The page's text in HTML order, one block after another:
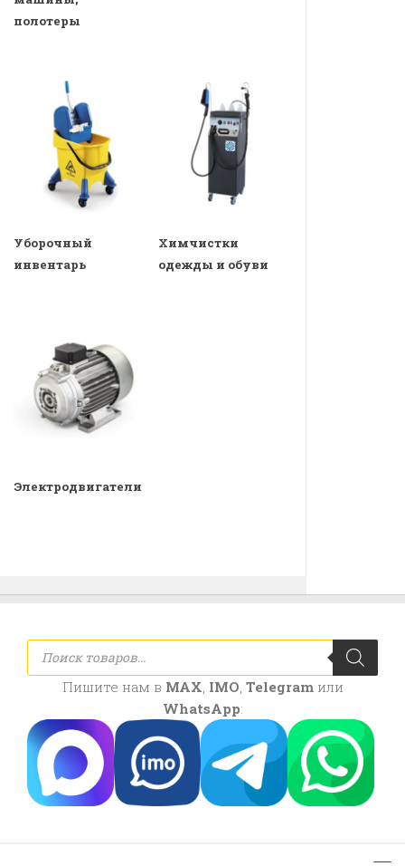
полотеры
Уборочный
инвентарь
Химчистки
одежды и обуви
Электродвигатели
Поиск
товаров
Пишите нам в MAX IMO Telegramили
WhatsApp: